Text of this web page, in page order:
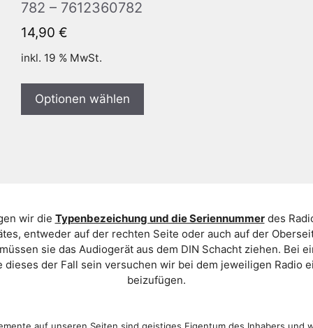
782 – 7612360782
14,90 €
inkl. 19 % MwSt.
Optionen wählen
wir die Typenbezeichung und die Seriennummerdes
entweder auf der rechten Seite oder auch auf der
sie das Audiogerät aus dem DIN Schacht ziehen. Bei
der Fall sein versuchen wir bei dem jeweiligen Radio
beizufügen.
auf unseren Seiten sind geistiges Eigentum des Inhabers und